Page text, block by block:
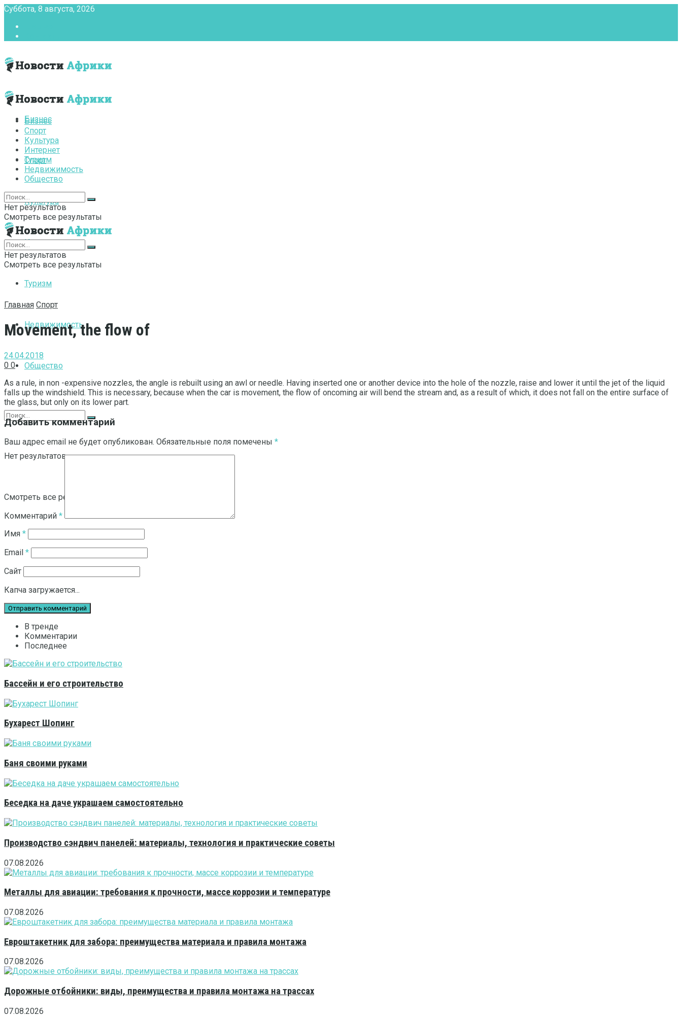
Суббота, 8 августа, 2026
Бизнес
Спорт
Культура
Интернет
Туризм
Недвижимость
Общество
Нет результатов
Смотреть все результаты
Бизнес
Спорт
Культура
Интернет
Туризм
Недвижимость
Общество
Нет результатов
Смотреть все результаты
Нет результатов
Смотреть все результаты
Главная Спорт
Movement, the flow of
24.04.2018
0 0
As a rule, in non -expensive nozzles, the angle is rebuilt using an awl or needle. Having inserted one or another device into the hole of the nozzle, raise and lower it until the jet of the liquid
falls up the windshield. This is necessary, because when the car is movement, the flow of oncoming air will bend the stream and, as a result of which, it does not fall on the entire surface of
the glass, but only on its lower part.
Добавить комментарий
Ваш адрес email не будет опубликован. Обязательные поля помечены *
Комментарий *
Имя *
Email *
Сайт
Капча загружается...
В тренде
Комментарии
Последнее
Бассейн и его строительство
Бухарест Шопинг
Баня своими руками
Беседка на даче украшаем самостоятельно
Производство сэндвич панелей: материалы, технология и практические советы
07.08.2026
Металлы для авиации: требования к прочности, массе коррозии и температуре
07.08.2026
Евроштакетник для забора: преимущества материала и правила монтажа
07.08.2026
Дорожные отбойники: виды, преимущества и правила монтажа на трассах
07.08.2026